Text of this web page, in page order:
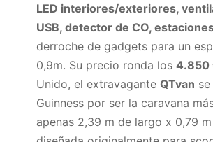
LED interiores/exteriores,
USB, detector de CO,
derroche de gadgets para un
0,9m. Su precio ronda los 4.850
Unido, el extravagante QTvan
Guinness por ser la caravana
apenas 2,39 m de largo x 0,79